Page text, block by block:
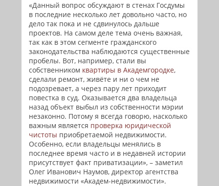
«Данный вопрос обсуждают в стенах Госдумы
в последние несколько лет довольно часто, но
дело так пока и не сдвинулось дальше
проектов. На самом деле тема очень важная,
так как в этом сегменте гражданского
законодательства наблюдаются существенные
пробелы. Вот, например, стали вы
собственником квартиры в Академгородке,
сделали ремонт, живёте и ни о чем не
подозревает, а через пару лет приходит
повестка в суд. Оказывается два владельца
назад объект выбыл из собственности мэрии
незаконно. Потому я всегда говорю, насколько
важным является проверка юридической
чистоты приобретаемой недвижимости.
Особенно, если владельцы менялись в
последнее время часто и в недавней истории
присутствует факт приватизации», – заметил
Олег Иванович Наумов, директор агентства
недвижимости «Академ-недвижимости».